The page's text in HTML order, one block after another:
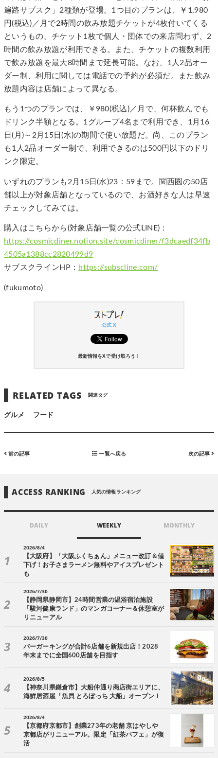
遍路サブスク」2種類が登場。1つ目のプランは、￥1,980
円(税込)／月で2時間の飲み放題チケットが4枚付いてくる
というもの。チケット1枚で個人・団体での来店問わず、2
時間の飲み放題が利用できる。また、チケットの複数利用
で飲み放題を最大8時間まで延長可能。なお、1人2品オー
ダー制、利用に関しては電話での予約が必須だ。また飲み
放題内容は店舗によって異なる。
もう1つのプランでは、￥980(税込)／月で、何杯飲んでも
ドリンク半額となる。1グループ4名まで利用でき、1月16
日(月)～2月15日(水)の期間で使い放題だ。尚、このプラン
も1人2品オーダー制で、利用できるのは500円以下のドリ
ンク限定。
いずれのプランも2月15日(水)23：59まで。関西圏の50店
舗以上が対象店舗となっているので、お酒好きな人は早速
チェックしてみては。
購入はこちらから(対象店舗一覧の公式LINE)：
https://cosmicdiner.notion.site/cosmicdiner/f3dcaedf34fb
4505a1388cc2820499d9
サブスクラインHP： https://subscline.com/
(fukumoto)
公式 X
最新情報をXで受け取ろう！
RELATED TAGS 関連タグ
グルメ フード
前の記事 一覧へ戻る 次の記事
ACCESS RANKING 人気の情報ランキング
DAILY WEEKLY MONTHLY
2026/8/4
【大阪府】「大阪ふくちぁん」メニュー改訂＆値
下げ！お子さまラーメン無料やアイスプレゼント
も
2026/7/30
【静岡県静岡市】24時間営業の温浴宿泊施設
「駿河健康ランド」のマンガコーナー＆休憩室が
リニューアル
2026/7/30
バーガーキングが合計6店舗を新規出店！2028
年末までに全国600店舗を目指す
2026/8/5
【神奈川県鎌倉市】大船仲通り商店街エリアに、
海鮮居酒屋「魚貝 とろぼっち 大船」オープン！
2026/8/4
【京都府京都市】創業273年の老舗 京はやしや
京都店がリニューアル。限定「紅茶パフェ」が復
活